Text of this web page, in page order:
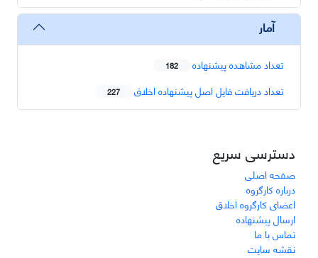
آمار
تعداد مشاهده پیشنهاده 182
تعداد دریافت فایل اصل پیشنهاده اخلاق 227
دسترسی سریع
صفحه اصلی
درباره کارگروه
اعضای کارگروه اخلاق
ارسال پیشنهاده
تماس با ما
نقشه سایت